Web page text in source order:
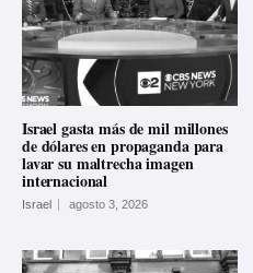
Israel gasta más de mil millones
de dólares en propaganda para
lavar su maltrecha imagen
internacional
Israel agosto 3, 2026